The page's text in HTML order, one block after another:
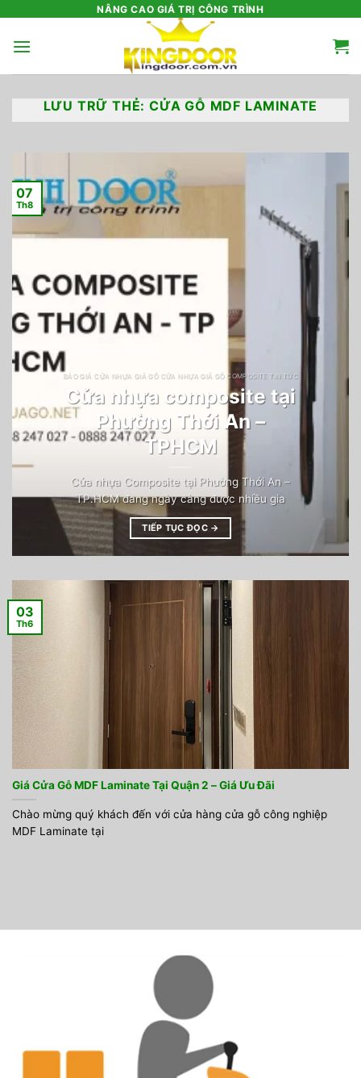
nội
NÂNG CAO GIÁ TRỊ CÔNG TRÌNH
LƯU TRỮ THẺ:CỬA GỖ MDF LAMINATE
BÁO GIÁ CỬA NHỰA GIẢ GỖ CỬA NHỰA GIẢ GỖ COMPOSITE TIN TỨC
Cửa nhựa composite tại
Phường Thới An –
TPHCM
Cửa nhựa Composite tại Phường Thới An –
TP.HCM đang ngày càng được nhiều gia
TIẾP TỤC ĐỌC →
07
Th8
Giá Cửa Gỗ MDF Laminate Tại Quận 2 – Giá Ưu Đãi
Chào mừng quý khách đến với cửa hàng cửa gỗ công nghiệp
MDF Laminate tại
03
Th6